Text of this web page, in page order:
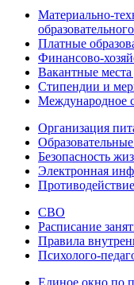
Материально-
Платные
Финансово-
Вакантные
Стипендии и
Международное
Организация
Безопасность
Электронная
СВО
Расписание
Правила
Психолого-
Единое окно по